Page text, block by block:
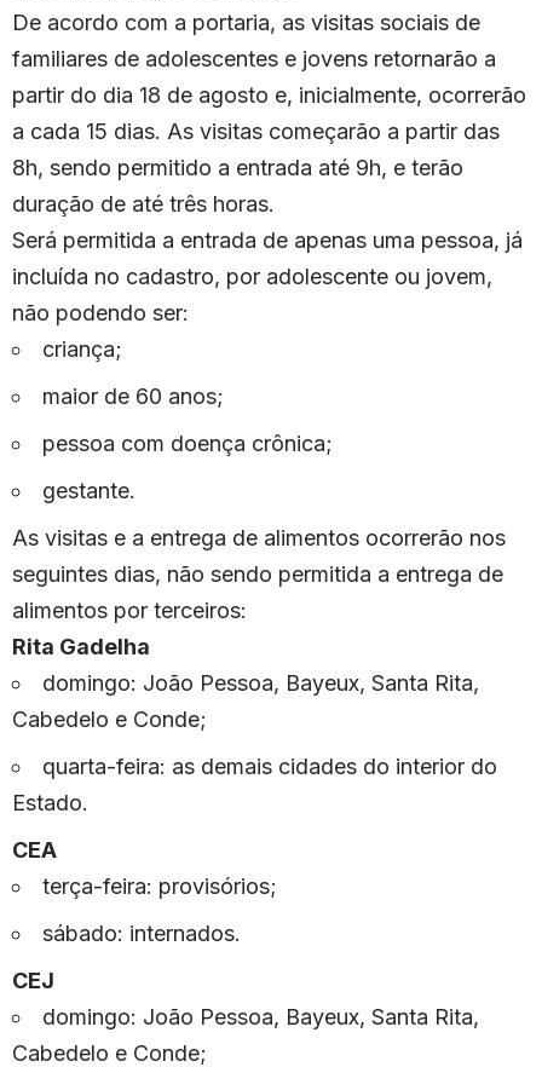
De acordo com a portaria, as visitas sociais de
familiares de adolescentes e jovens retornarão a
partir do dia 18 de agosto e, inicialmente, ocorrerão
a cada 15 dias. As visitas começarão a partir das
8h, sendo permitido a entrada até 9h, e terão
duração de até três horas.
Será permitida a entrada de apenas uma pessoa, já
incluída no cadastro, por adolescente ou jovem,
não podendo ser:
criança;
maior de 60 anos;
pessoa com doença crônica;
gestante.
As visitas e a entrega de alimentos ocorrerão nos
seguintes dias, não sendo permitida a entrega de
alimentos por terceiros:
Rita Gadelha
domingo: João Pessoa, Bayeux, Santa Rita,
Cabedelo e Conde;
quarta-feira: as demais cidades do interior do
Estado.
CEA
terça-feira: provisórios;
sábado: internados.
CEJ
domingo: João Pessoa, Bayeux, Santa Rita,
Cabedelo e Conde;